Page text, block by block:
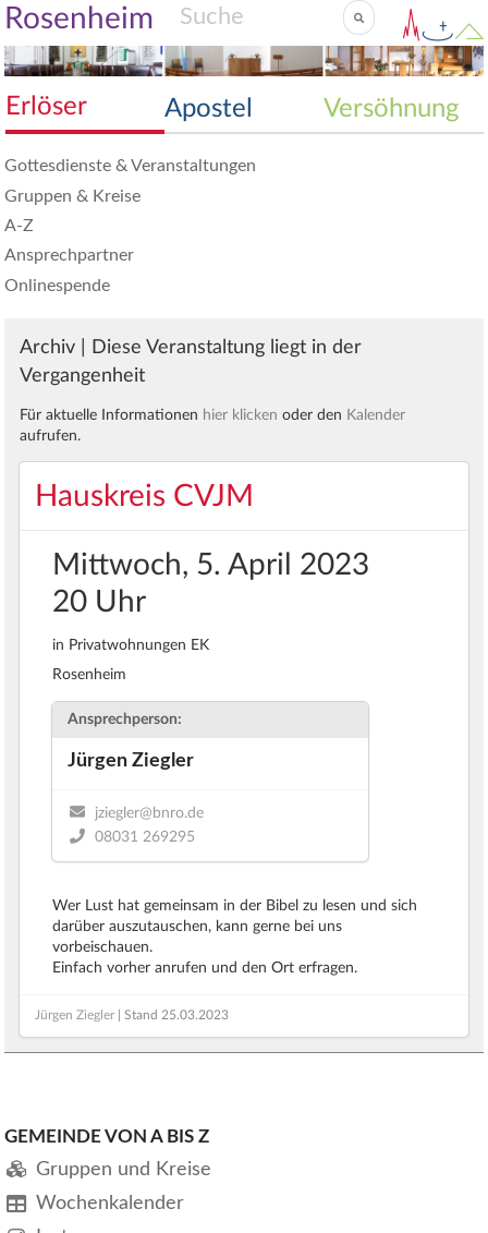
Rosenheim
Erlöser Apostel Versöhnung
Gottesdienste & Veranstaltungen
Gruppen & Kreise
A-Z
Ansprechpartner
Onlinespende
Archiv | Diese Veranstaltung liegt in der
Vergangenheit
Für aktuelle Informationen hier klicken oder den Kalender
aufrufen.
Hauskreis CVJM
Mittwoch, 5. April 2023
20 Uhr
in Privatwohnungen EK
Rosenheim
Ansprechperson:
Jürgen Ziegler
jziegler@bnro.de
08031 269295
Wer Lust hat gemeinsam in der Bibel zu lesen und sich
darüber auszutauschen, kann gerne bei uns
vorbeischauen.
Einfach vorher anrufen und den Ort erfragen.
Jürgen Ziegler | Stand 25.03.2023
GEMEINDE VON A BIS Z
Gruppen und Kreise
Wochenkalender